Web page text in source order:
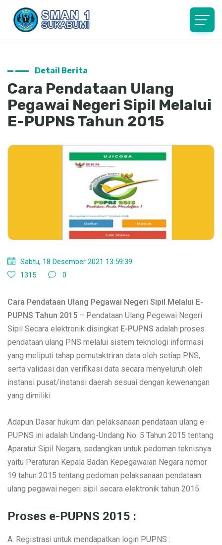
Detail Berita
Cara Pendataan Ulang
Pegawai Negeri Sipil Melalui
E-PUPNS Tahun 2015
Sabtu, 18 Desember 2021 13:59:39
1315
0
Cara Pendataan Ulang Pegawai Negeri Sipil Melalui E-
PUPNS Tahun 2015 – Pendataan Ulang Pegewai Negeri
Sipil Secara elektronik disingkat E-PUPNS adalah proses
pendataan ulang PNS melalui sistem teknologi informasi
yang meliputi tahap pemutaktriran data oleh setiap PNS,
serta validasi dan verifikasi data secara menyeluruh oleh
instansi pusat/instansi daerah sesuai dengan kewenangan
yang dimiliki.
Adapun Dasar hukum dari pelaksanaan pendataan ulang e-
PUPNS ini adalah Undang-Undang No. 5 Tahun 2015 tentang
Aparatur Sipil Negara, sedangkan untuk pedoman teknisnya
yaitu Peraturan Kepala Badan Kepegawaian Negara nomor
19 tahun 2015 tentang pedoman pelaksanaan pendataan
ulang pegawai negeri sipil secara elektronik tahun 2015.
Proses e-PUPNS 2015 :
A. Registrasi untuk mendapatkan login PUPNS :